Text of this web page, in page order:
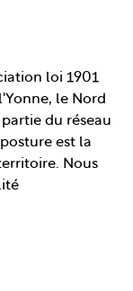
loi 1901
le Nord
du réseau
est la
Nous